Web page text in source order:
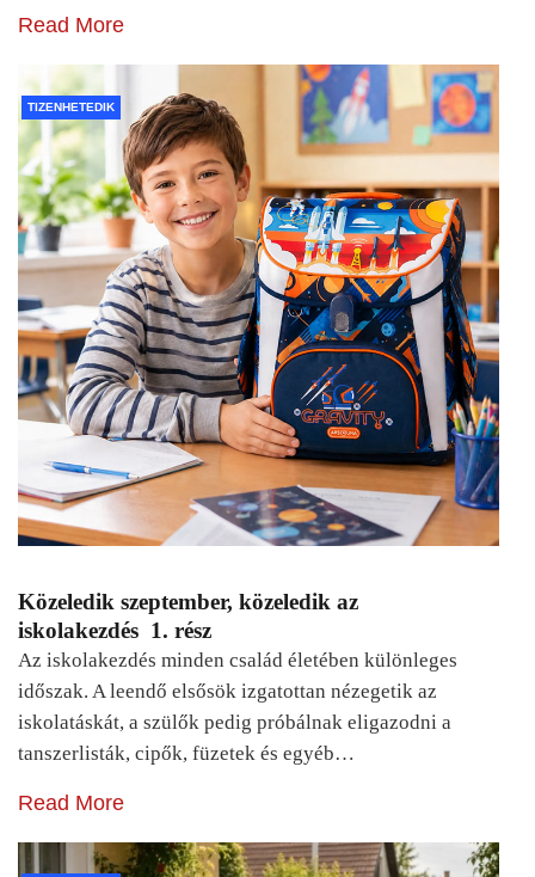
Read More
TIZENHETEDIK
Közeledik szeptember, közeledik az
iskolakezdés 1. rész
Az iskolakezdés minden család életében különleges
időszak. A leendő elsősök izgatottan nézegetik az
iskolatáskát, a szülők pedig próbálnak eligazodni a
tanszerlisták, cipők, füzetek és egyéb…
Read More